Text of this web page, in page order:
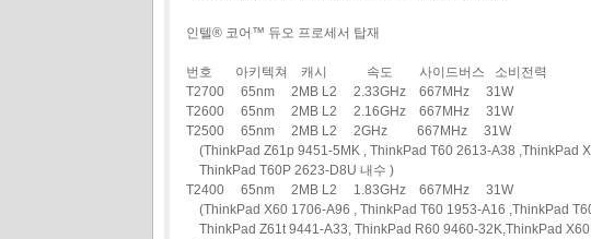
인텔® 코어™ 듀오 프로세서 탑재
번호 아키텍쳐 캐시 속도 사이드버스 소비전력
T2700 65nm 2MB L2 2.33GHz 667MHz 31W
T2600 65nm 2MB L2 2.16GHz 667MHz 31W
T2500 65nm 2MB L2 2GHz 667MHz 31W
(ThinkPad Z61p 9451-5MK , ThinkPad T60 2613-A38 ,ThinkPad
ThinkPad T60P 2623-D8U 내수 )
T2400 65nm 2MB L2 1.83GHz 667MHz 31W
(ThinkPad X60 1706-A96 , ThinkPad T60 1953-A16 ,ThinkPad
ThinkPad Z61t 9441-A33, ThinkPad R60 9460-32K,ThinkPad